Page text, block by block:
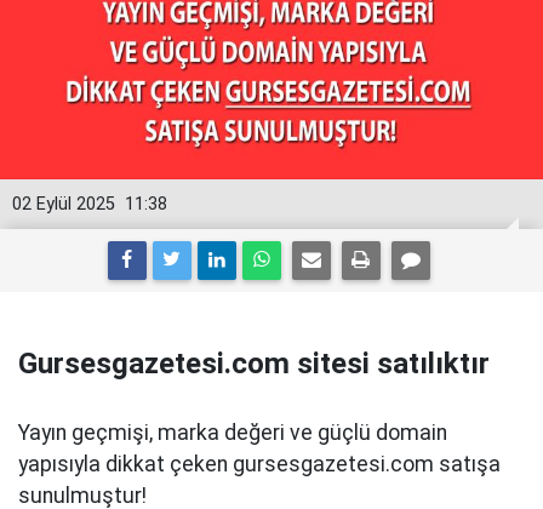
11:38
02 Eylül 2025
Gursesgazetesi.com sitesi satılıktır
Yayın geçmişi, marka değeri ve güçlü domain
yapısıyla dikkat çeken gursesgazetesi.com satışa
sunulmuştur!